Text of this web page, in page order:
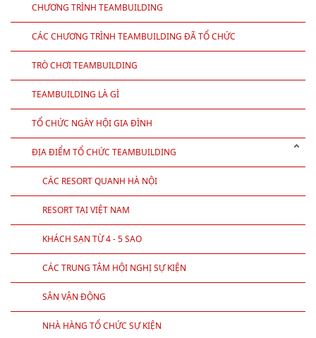
CHƯƠNG TRÌNH TEAMBUILDING
CÁC CHƯƠNG TRÌNH TEAMBUILDING ĐÃ TỔ CHỨC
TRÒ CHƠI TEAMBUILDING
TEAMBUILDING LÀ GÌ
TỔ CHỨC NGÀY HỘI GIA ĐÌNH
ĐỊA ĐIỂM TỔ CHỨC TEAMBUILDING
CÁC RESORT QUANH HÀ NỘI
RESORT TẠI VIỆT NAM
KHÁCH SẠN TỪ 4 - 5 SAO
CÁC TRUNG TÂM HỘI NGHỊ SỰ KIỆN
SÂN VẬN ĐỘNG
NHÀ HÀNG TỔ CHỨC SỰ KIỆN